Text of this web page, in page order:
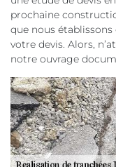
prochaine
que nous
votre devis. Alors,
notre ouvrage